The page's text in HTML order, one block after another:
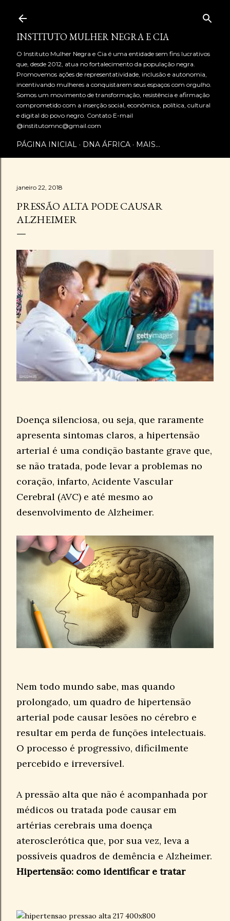
INSTITUTO MULHER NEGRA E CIA
O Instituto Mulher Negra e Cia é uma entidade sem fins lucrativos
que, desde 2012, atua no fortalecimento da população negra.
Promovemos ações de representatividade, inclusão e autonomia,
incentivando mulheres a conquistarem seus espaços com orgulho.
Somos um movimento de transformação, resistência e afirmação
comprometido com a inserção social, econômica, política, cultural
e digital do povo negro. Contato E-mail
@institutomnc@gmail.com
PÁGINA INICIAL DNA ÁFRICA MAIS…
janeiro 22, 2018
PRESSÃO ALTA PODE CAUSAR
ALZHEIMER
Doença silenciosa, ou seja, que raramente
apresenta sintomas claros, a hipertensão
arterial é uma condição bastante grave que,
se não tratada, pode levar a problemas no
coração, infarto, Acidente Vascular
Cerebral (AVC) e até mesmo ao
desenvolvimento de Alzheimer.
Nem todo mundo sabe, mas quando
prolongado, um quadro de hipertensão
arterial pode causar lesões no cérebro e
resultar em perda de funções intelectuais.
O processo é progressivo, dificilmente
percebido e irreversível.
A pressão alta que não é acompanhada por
médicos ou tratada pode causar em
artérias cerebrais uma doença
aterosclerótica que, por sua vez, leva a
possíveis quadros de demência e Alzheimer.
Hipertensão: como identificar e tratar